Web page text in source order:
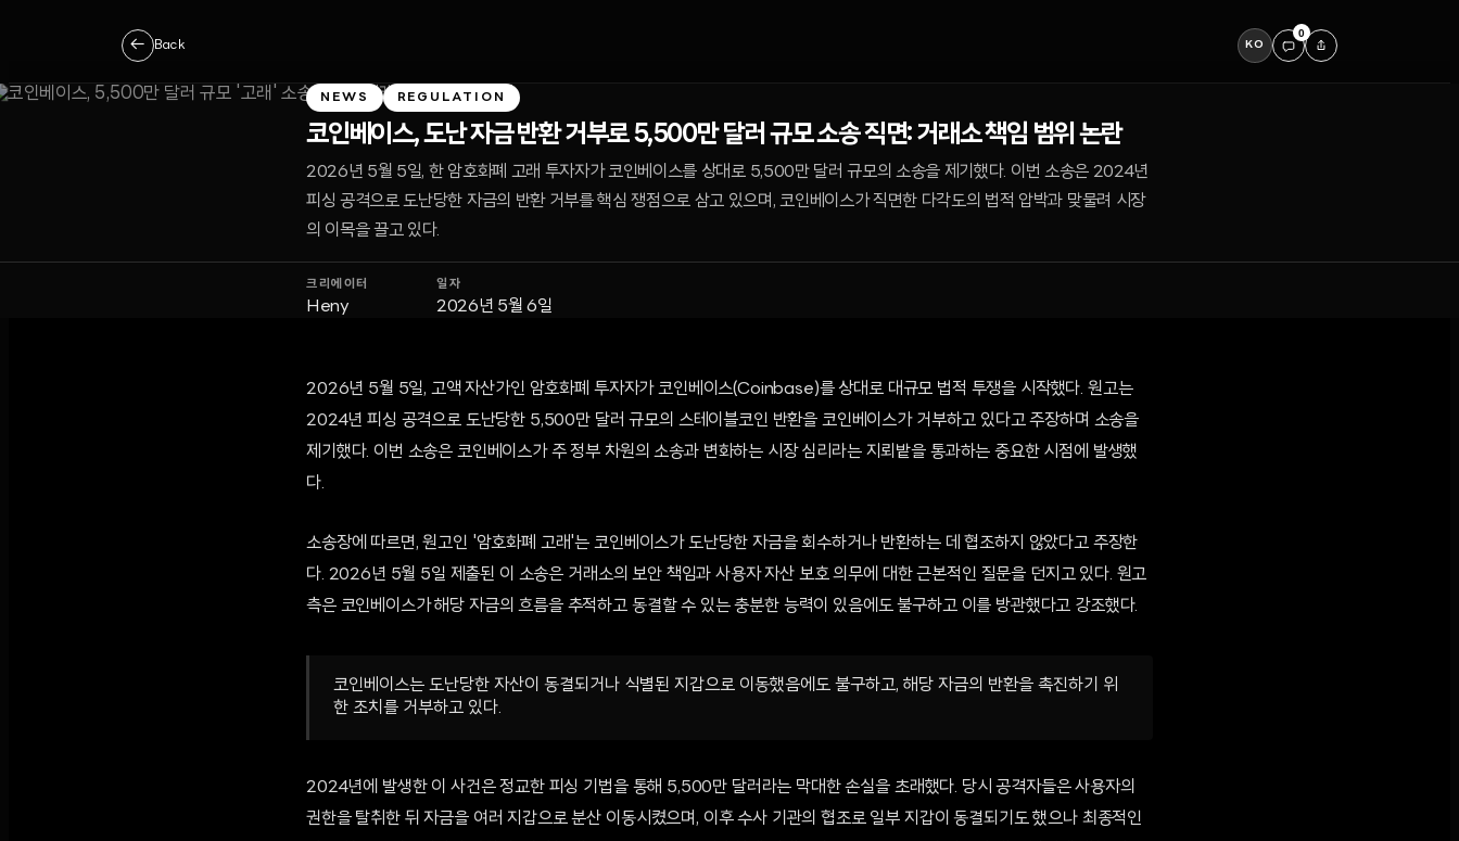
← Back KO
0
NEWS REGULATION
코인베이스, 도난 자금 반환 거부로 5,500만 달러 규모 소송 직면: 거래소 책임 범위 논란
2026년 5월 5일, 한 암호화폐 고래 투자자가 코인베이스를 상대로 5,500만 달러 규모의 소송을 제기했다. 이번 소송은 2024년
피싱 공격으로 도난당한 자금의 반환 거부를 핵심 쟁점으로 삼고 있으며, 코인베이스가 직면한 다각도의 법적 압박과 맞물려 시장
의 이목을 끌고 있다.
크리에이터
Heny
일자
2026년 5월 6일
2026년 5월 5일, 고액 자산가인 암호화폐 투자자가 코인베이스(Coinbase)를 상대로 대규모 법적 투쟁을 시작했다. 원고는
2024년 피싱 공격으로 도난당한 5,500만 달러 규모의 스테이블코인 반환을 코인베이스가 거부하고 있다고 주장하며 소송을
제기했다. 이번 소송은 코인베이스가 주 정부 차원의 소송과 변화하는 시장 심리라는 지뢰밭을 통과하는 중요한 시점에 발생했
다.
소송장에 따르면, 원고인 '암호화폐 고래'는 코인베이스가 도난당한 자금을 회수하거나 반환하는 데 협조하지 않았다고 주장한
다. 2026년 5월 5일 제출된 이 소송은 거래소의 보안 책임과 사용자 자산 보호 의무에 대한 근본적인 질문을 던지고 있다. 원고
측은 코인베이스가 해당 자금의 흐름을 추적하고 동결할 수 있는 충분한 능력이 있음에도 불구하고 이를 방관했다고 강조했다.
코인베이스는 도난당한 자산이 동결되거나 식별된 지갑으로 이동했음에도 불구하고, 해당 자금의 반환을 촉진하기 위
한 조치를 거부하고 있다.
2024년에 발생한 이 사건은 정교한 피싱 기법을 통해 5,500만 달러라는 막대한 손실을 초래했다. 당시 공격자들은 사용자의
권한을 탈취한 뒤 자금을 여러 지갑으로 분산 이동시켰으며, 이후 수사 기관의 협조로 일부 지갑이 동결되기도 했으나 최종적인